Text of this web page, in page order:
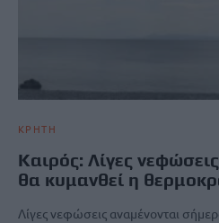
ΚΡΗΤΗ
Καιρός: Λίγες
θα κυμανθεί η
Λίγες νεφώσεις αναμένονται